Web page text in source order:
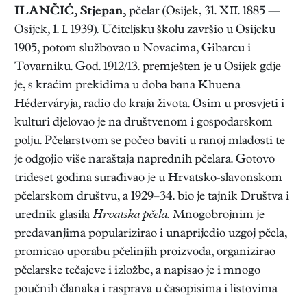
ILANČIĆ, Stjepan, pčelar (Osijek, 31. XII. 1885 —
Osijek, 1. I. 1939). Učiteljsku školu završio u Osijeku
1905, potom službovao u Novacima, Gibarcu i
Tovarniku. God. 1912/13. premješten je u Osijek gdje
je, s kraćim prekidima u doba bana Khuena
Héderváryja, radio do kraja života. Osim u prosvjeti i
kulturi djelovao je na društvenom i gospodarskom
polju. Pčelarstvom se počeo baviti u ranoj mladosti te
je odgojio više naraštaja naprednih pčelara. Gotovo
trideset godina surađivao je u Hrvatsko-slavonskom
pčelarskom društvu, a 1929–34. bio je tajnik Društva i
urednik glasila Hrvatska pčela. Mnogobrojnim je
predavanjima popularizirao i unaprijedio uzgoj pčela,
promicao uporabu pčelinjih proizvoda, organizirao
pčelarske tečajeve i izložbe, a napisao je i mnogo
poučnih članaka i rasprava u časopisima i listovima